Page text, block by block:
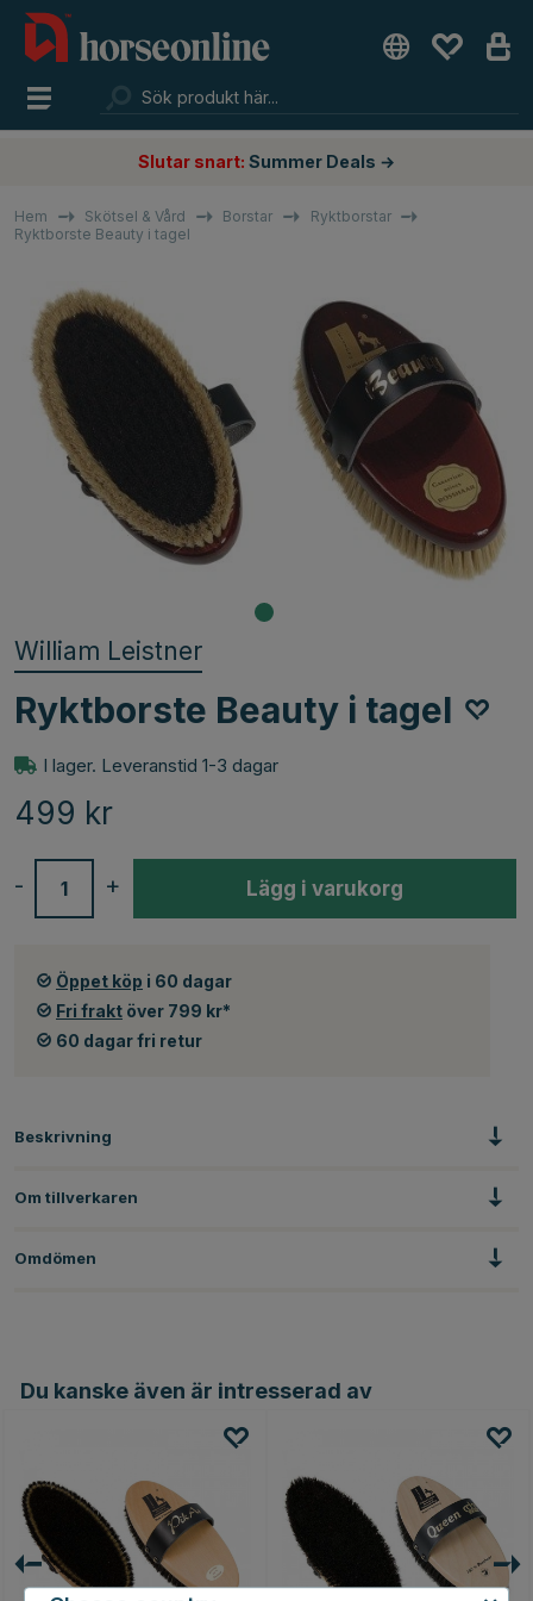
Slutar snart: Summer Deals →
Hem Skötsel & Vård Borstar
Ryktborstar
Ryktborste Beauty i tagel
William Leistner
Ryktborste Beauty i tagel
I lager. Leveranstid 1-3 dagar
499 kr
+
- Lägg i varukorg
Öppet köp i 60 dagar
Fri frakt över 799 kr*
60 dagar fri retur
Beskrivning
Om tillverkaren
Omdömen
Du kanske även är intresserad av